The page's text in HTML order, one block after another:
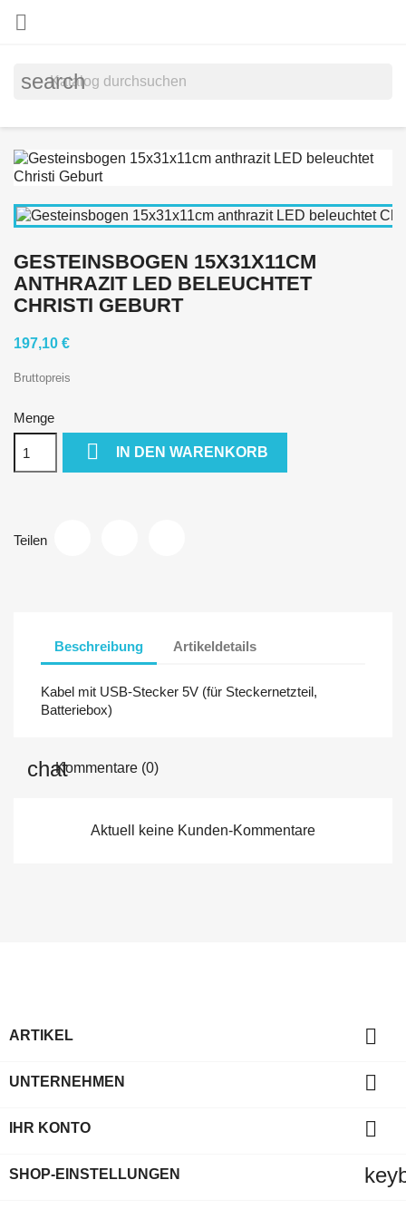

search
GESTEINSBOGEN 15X31X11CM
ANTHRAZIT LED BELEUCHTET
CHRISTI GEBURT
197,10 €
Bruttopreis
Menge
 IN DEN WARENKORB
Teilen
Beschreibung Artikeldetails
Kabel mit USB-Stecker 5V (für Steckernetzteil,
Batteriebox)
Kommentare (0)
Aktuell keine Kunden-Kommentare
ARTIKEL 
UNTERNEHMEN 
IHR KONTO 
SHOP-EINSTELLUNGEN